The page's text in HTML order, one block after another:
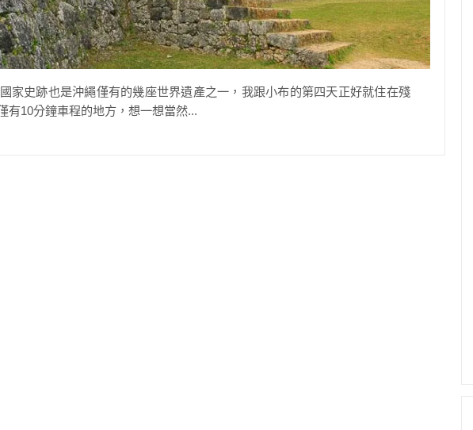
家史跡也是沖繩僅有的幾座世界遺產之一，我跟小布的第四天正好就住在殘
有10分鐘車程的地方，想一想當然...